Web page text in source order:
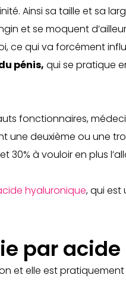
Ainsi sa taille et sa
et se moquent
ce qui va forcément
pénis, qui se pratique
fonctionnaires,
deuxième ou une
30% à vouloir en plus
hyaluronique, qui est
par
et elle est